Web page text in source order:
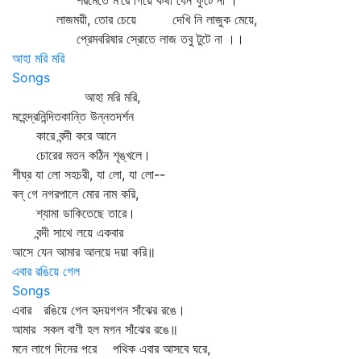
লাজময়ী, তোর চেয়ে দেখি নি লাজুক মেয়ে,
প্রেমবরিষার স্রোতে লাজ তবু টুটে না ।।
আহা মরি মরি
Songs
আহা মরি মরি,
মহেন্দ্রনিন্দিতকান্তি উন্নতদর্শন
কারে বন্দী করে আনে
চোরের মতন কঠিন শৃঙ্খলে।
শীঘ্র যা লো সহচরী, যা লো, যা লো--
বল্‌ গে নগরপালে মোর নাম করি,
শ্যামা ডাকিতেছে তারে।
বন্দী সাথে লয়ে একবার
আসে যেন আমার আলয়ে দয়া করি॥
এবার রঙিয়ে গেল
Songs
এবার রঙিয়ে গেল হৃদয়গগন সাঁঝের রঙে।
আমার সকল বাণী হল মগন সাঁঝের রঙে॥
মনে লাগে দিনের পরে পথিক এবার আসবে ঘরে,